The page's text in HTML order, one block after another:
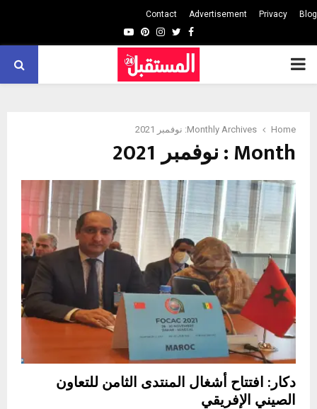
Blog
Privacy
Advertisement
Contact
Facebook
Twitter
Instagram
Pinterest
Youtube
PRIMARY
Home Monthly Archives: نوفمبر 2021
Month : نوفمبر 2021
دكار: افتتاح أشغال المنتدى الثامن للتعاون
الصيني الإفريقي